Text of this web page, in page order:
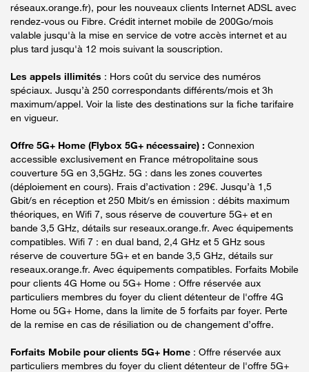
réseaux.orange.fr), pour les nouveaux clients Internet ADSL avec
rendez-vous ou Fibre. Crédit internet mobile de 200Go/mois
valable jusqu'à la mise en service de votre accès internet et au
plus tard jusqu'à 12 mois suivant la souscription.
Les appels illimités : Hors coût du service des numéros
spéciaux. Jusqu’à 250 correspondants différents/mois et 3h
maximum/appel. Voir la liste des destinations sur la fiche tarifaire
en vigueur.
Offre 5G+ Home (Flybox 5G+ nécessaire) : Connexion
accessible exclusivement en France métropolitaine sous
couverture 5G en 3,5GHz. 5G : dans les zones couvertes
(déploiement en cours). Frais d’activation : 29€. Jusqu’à 1,5
Gbit/s en réception et 250 Mbit/s en émission : débits maximum
théoriques, en Wifi 7, sous réserve de couverture 5G+ et en
bande 3,5 GHz, détails sur reseaux.orange.fr. Avec équipements
compatibles. Wifi 7 : en dual band, 2,4 GHz et 5 GHz sous
réserve de couverture 5G+ et en bande 3,5 GHz, détails sur
reseaux.orange.fr. Avec équipements compatibles. Forfaits Mobile
pour clients 4G Home ou 5G+ Home : Offre réservée aux
particuliers membres du foyer du client détenteur de l'offre 4G
Home ou 5G+ Home, dans la limite de 5 forfaits par foyer. Perte
de la remise en cas de résiliation ou de changement d’offre.
Forfaits Mobile pour clients 5G+ Home : Offre réservée aux
particuliers membres du foyer du client détenteur de l'offre 5G+